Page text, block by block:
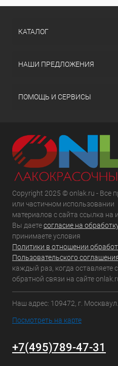
КАТАЛОГ
НАШИ ПРЕДЛОЖЕНИЯ
ПОМОЩЬ И СЕРВИСЫ
Copyright 2025 © onlak.ru - Все
или частичном использовании
материалов с сайта ссылка на
Вы даетесогласие на
принимаете условия
Политики в отношении
Пользовательского
каждый раз, когда
обратной связи на сайте
Наш адрес: 109472, г.
Посмотреть на карте
+7(495)789-47-31